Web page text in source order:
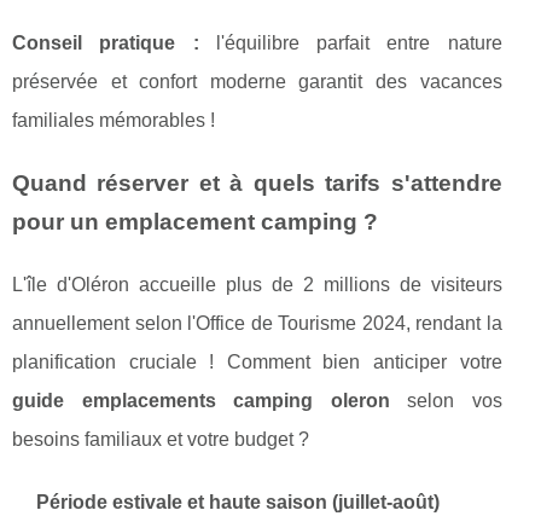
Conseil pratique : l'équilibre parfait entre nature
préservée et confort moderne garantit des vacances
familiales mémorables !
Quand réserver et à quels tarifs s'attendre
pour un emplacement camping ?
L'île d'Oléron accueille plus de 2 millions de visiteurs
annuellement selon l'Office de Tourisme 2024, rendant la
planification cruciale ! Comment bien anticiper votre
guide emplacements camping oleron selon vos
besoins familiaux et votre budget ?
Période estivale et haute saison (juillet-août)